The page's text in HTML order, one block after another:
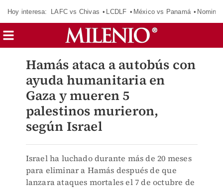
Hoy interesa: LAFC vs Chivas LCDLF México vs Panamá
Hamás ataca a autobús con
ayuda humanitaria en
Gaza y mueren 5
palestinos murieron,
según Israel
Israel ha luchado durante más de 20 meses
para eliminar a Hamás después de que
lanzara ataques mortales el 7 de octubre de